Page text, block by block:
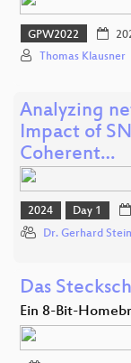
GPW2022
Thomas Klausner
Analyzing
Impact of
Coherent…
2024 Day 1
Dr. Gerhard Stein
Das
Ein 8-Bit-